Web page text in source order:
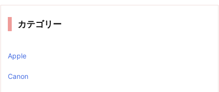
カテゴリー
Apple
Canon